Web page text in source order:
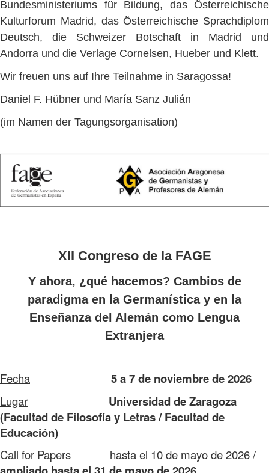
Bundesministeriums für Bildung, das Österreichische
Kulturforum Madrid, das Österreichische Sprachdiplom
Deutsch, die Schweizer Botschaft in Madrid und
Andorra und die Verlage Cornelsen, Hueber und Klett.
Wir freuen uns auf Ihre Teilnahme in Saragossa!
Daniel F. Hübner und María Sanz Julián
(im Namen der Tagungsorganisation)
XII Congreso de la FAGE
Y ahora, ¿qué hacemos? Cambios de
paradigma en la Germanística y en la
Enseñanza del Alemán como Lengua
Extranjera
Fecha 5 a 7 de noviembre de 2026
Lugar
Universidad de Zaragoza
(Facultad de Filosofía y Letras / Facultad de
Educación)
Call for Papers hasta el 10 de mayo de 2026 /